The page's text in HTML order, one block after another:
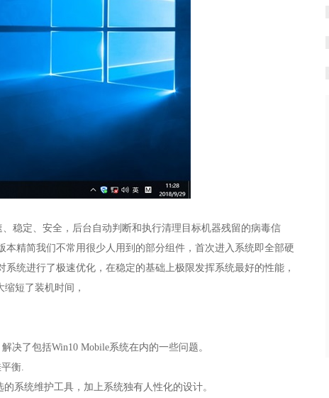
稳定、安全，后台自动判断和执行清理目标机器残留的病毒信
本精简我们不常用很少人用到的部分组件，首次进入系统即全部硬
统进行了极速优化，在稳定的基础上极限发挥系统最好的性能，
短了装机时间，
决了包括Win10 Mobile系统在内的一些问题。
衡.
系统维护工具，加上系统独有人性化的设计。